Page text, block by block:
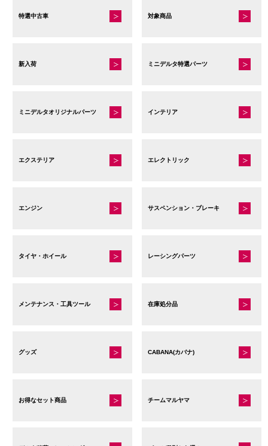
特選中古車 対象商品
新入荷 ミニデルタ特選パーツ
ミニデルタオリジナルパーツ インテリア
エクステリア エレクトリック
エンジン サスペンション・ブレーキ
タイヤ・ホイール レーシングパーツ
メンテナンス・工具ツール 在庫処分品
グッズ CABANA(カバナ)
お得なセット商品 チームマルヤマ